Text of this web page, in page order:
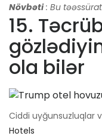
Növbəti : Bu
15.
ola bilər
Ciddi uyğunsuzluqlar
Hotels